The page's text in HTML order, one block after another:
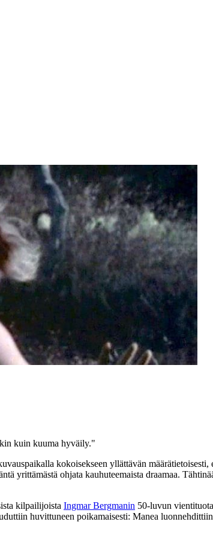
kuin kuuma hyväily."
kokoisekseen yllättävän
yrittämästä ohjata kauhuteemaista draamaa.
kilpailijoista Ingmar Bergmanin 50‑luvun
huvittuneen poikamaisesti: Manea